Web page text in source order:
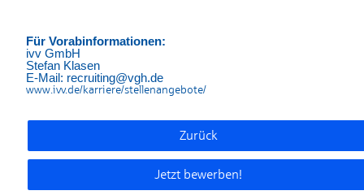
Für Vorabinformationen:
ivv GmbH
Stefan Klasen
E-Mail: recruiting@vgh.de
www.ivv.de/karriere/stellenangebote/
Zurück
Jetzt bewerben!